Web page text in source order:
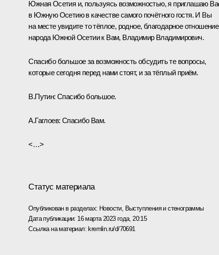
Южная Осетия и, пользуясь возможностью, я приглашаю
в Южную Осетию в качестве самого почётного гостя. И Вы
на месте увидите то тёплое, родное, благодарное отношение
народа Южной Осетии к Вам, Владимир Владимирович.
Спасибо большое за возможность обсудить те вопросы,
которые сегодня перед нами стоят, и за тёплый приём.
В.Путин: Спасибо большое.
А.Гаглоев: Спасибо Вам.
<…>
Статус материала
Опубликован в разделах: Новости, Выступления и стенограммы
Дата публикации: 16 марта 2023 года, 20:15
Ссылка на материал: kremlin.ru/d/70691